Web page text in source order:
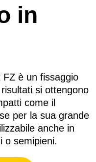
in
FZ è un fissaggio
si ottengono
come il
per la sua grande
anche in
o semipieni.